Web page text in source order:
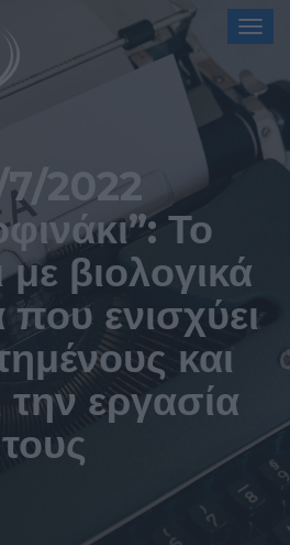
2022
Το
με βιολογικά
ενισχύει
και
την εργασία
τους